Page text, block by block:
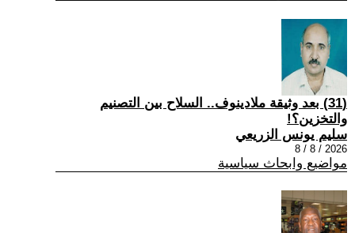
(31) بعد وثيقة ملادينوف.. السلاح بين التصنيم
والتخزين؟!
سليم يونس الزريعي
2026 / 8 / 8
مواضيع وابحاث سياسية